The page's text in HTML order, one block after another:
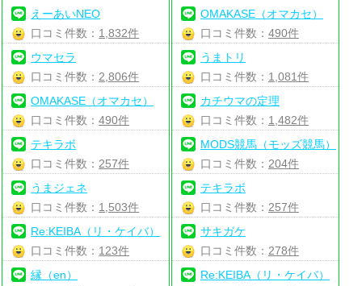
えーあいNEO
口コミ件数： 1,832件
ウマセラ
口コミ件数： 2,806件
OMAKASE（オマカセ）
口コミ件数：490件
テキラボ
口コミ件数： 257件
うまジェネ
口コミ件数： 1,503件
Re:KEIBA（リ・ケイバ）
口コミ件数： 123件
縁（en）
OMAKASE（オマカセ）
口コミ件数： 490件
うまトリ
口コミ件数： 1,081件
カチウマの定理
口コミ件数： 1,482件
MODS競馬（モッズ競馬）
口コミ件数： 204件
テキラボ
口コミ件数： 257件
サキガケ
口コミ件数： 278件
Re:KEIBA（リ・ケイバ）